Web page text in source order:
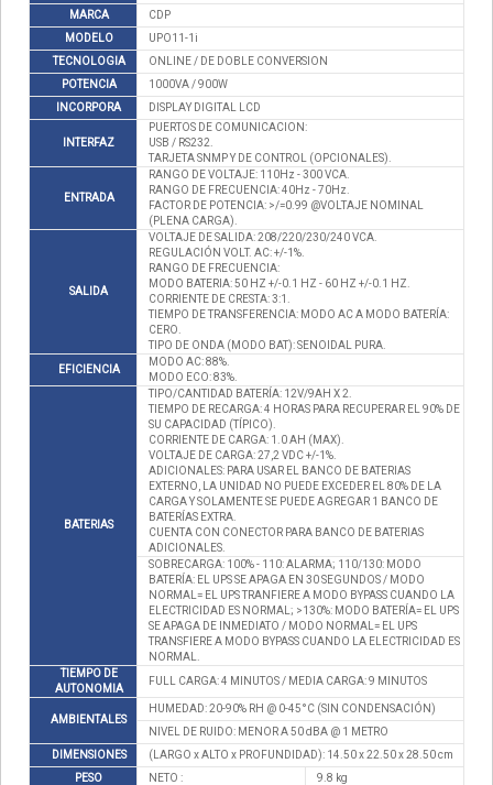
MARCA
CDP
MODELO
UPO11-1i
TECNOLOGIA
ONLINE / DE DOBLE CONVERSION
POTENCIA
1000VA / 900W
INCORPORA
DISPLAY DIGITAL LCD
INTERFAZ
PUERTOS DE COMUNICACION:
USB / RS232.
TARJETA SNMP Y DE CONTROL (OPCIONALES).
ENTRADA
RANGO DE VOLTAJE: 110Hz - 300 VCA.
RANGO DE FRECUENCIA: 40Hz - 70Hz.
FACTOR DE POTENCIA: >/=0.99 @VOLTAJE NOMINAL
(PLENA CARGA).
SALIDA
VOLTAJE DE SALIDA: 208/220/230/240 VCA.
REGULACIÓN VOLT. AC: +/-1%.
RANGO DE FRECUENCIA:
MODO BATERIA: 50 HZ +/-0.1 HZ - 60 HZ +/-0.1 HZ.
CORRIENTE DE CRESTA: 3:1.
TIEMPO DE TRANSFERENCIA: MODO AC A MODO BATERÍA:
CERO.
TIPO DE ONDA (MODO BAT): SENOIDAL PURA.
EFICIENCIA
MODO AC: 88%.
MODO ECO: 83%.
BATERIAS
TIPO/CANTIDAD BATERÍA: 12V/9AH X 2.
TIEMPO DE RECARGA: 4 HORAS PARA RECUPERAR EL 90% DE
SU CAPACIDAD (TÍPICO).
CORRIENTE DE CARGA: 1.0 AH (MAX).
VOLTAJE DE CARGA: 27,2 VDC +/-1%.
ADICIONALES: PARA USAR EL BANCO DE BATERIAS
EXTERNO, LA UNIDAD NO PUEDE EXCEDER EL 80% DE LA
CARGA Y SOLAMENTE SE PUEDE AGREGAR 1 BANCO DE
BATERÍAS EXTRA.
CUENTA CON CONECTOR PARA BANCO DE BATERIAS
ADICIONALES.
SOBRECARGA: 100% - 110: ALARMA; 110/130: MODO
BATERÍA: EL UPS SE APAGA EN 30 SEGUNDOS / MODO
NORMAL= EL UPS TRANFIERE A MODO BYPASS CUANDO LA
ELECTRICIDAD ES NORMAL; >130%: MODO BATERÍA= EL UPS
SE APAGA DE INMEDIATO / MODO NORMAL= EL UPS
TRANSFIERE A MODO BYPASS CUANDO LA ELECTRICIDAD ES
NORMAL.
TIEMPO DE
AUTONOMIA
FULL CARGA: 4 MINUTOS / MEDIA CARGA: 9 MINUTOS
AMBIENTALES
HUMEDAD: 20-90% RH @ 0-45°C (SIN CONDENSACIÓN)
NIVEL DE RUIDO: MENOR A 50 dBA @ 1 METRO
DIMENSIONES
(LARGO x ALTO x PROFUNDIDAD): 14.50 x 22.50 x 28.50 cm
PESO
NETO :
9.8 kg